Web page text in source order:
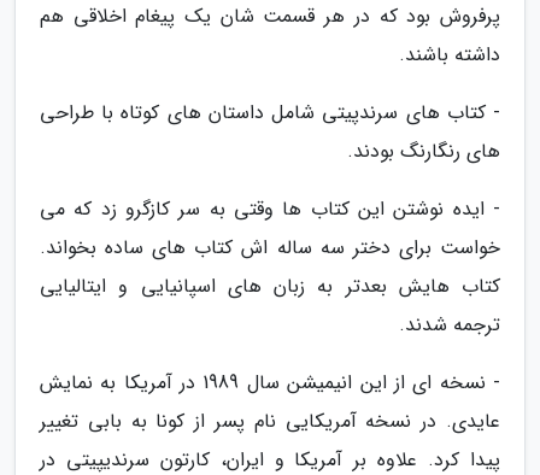
پرفروش بود که در هر قسمت شان یک پیغام اخلاقی هم
داشته باشند.
- کتاب های سرندپیتی شامل داستان های کوتاه با طراحی
های رنگارنگ بودند.
- ایده نوشتن این کتاب ها وقتی به سر کازگرو زد که می
خواست برای دختر سه ساله اش کتاب های ساده بخواند.
کتاب هایش بعدتر به زبان های اسپانیایی و ایتالیایی
ترجمه شدند.
- نسخه ای از این انیمیشن سال 1989 در آمریکا به نمایش
عایدی. در نسخه آمریکایی نام پسر از کونا به بابی تغییر
پیدا کرد. علاوه بر آمریکا و ایران، کارتون سرندیپیتی در